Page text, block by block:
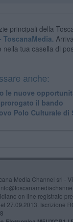
principali della
ToscanaMedia.
tua casella di
anche:
le nuove
il bando
Polo Culturale di
Media Channel srl -
on line registrato
27.09.2013. Iscrizione